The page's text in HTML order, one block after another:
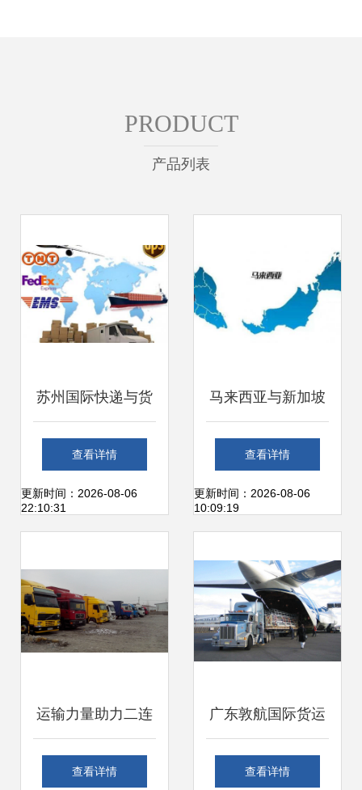
PRODUCT
产品列表
苏州国际快递与货
运代理全面解析 如
何选择靠谱的物流
查看详情
更新时间：2026-08-06
22:10:31
马来西亚与新加坡
国际货运代理 东盟
物流的枢纽与策略
查看详情
更新时间：2026-08-06
10:09:19
运输力量助力二连
浩特——北京跃瑞
查看详情
广东敦航国际货运
代理 专业全球化物
查看详情